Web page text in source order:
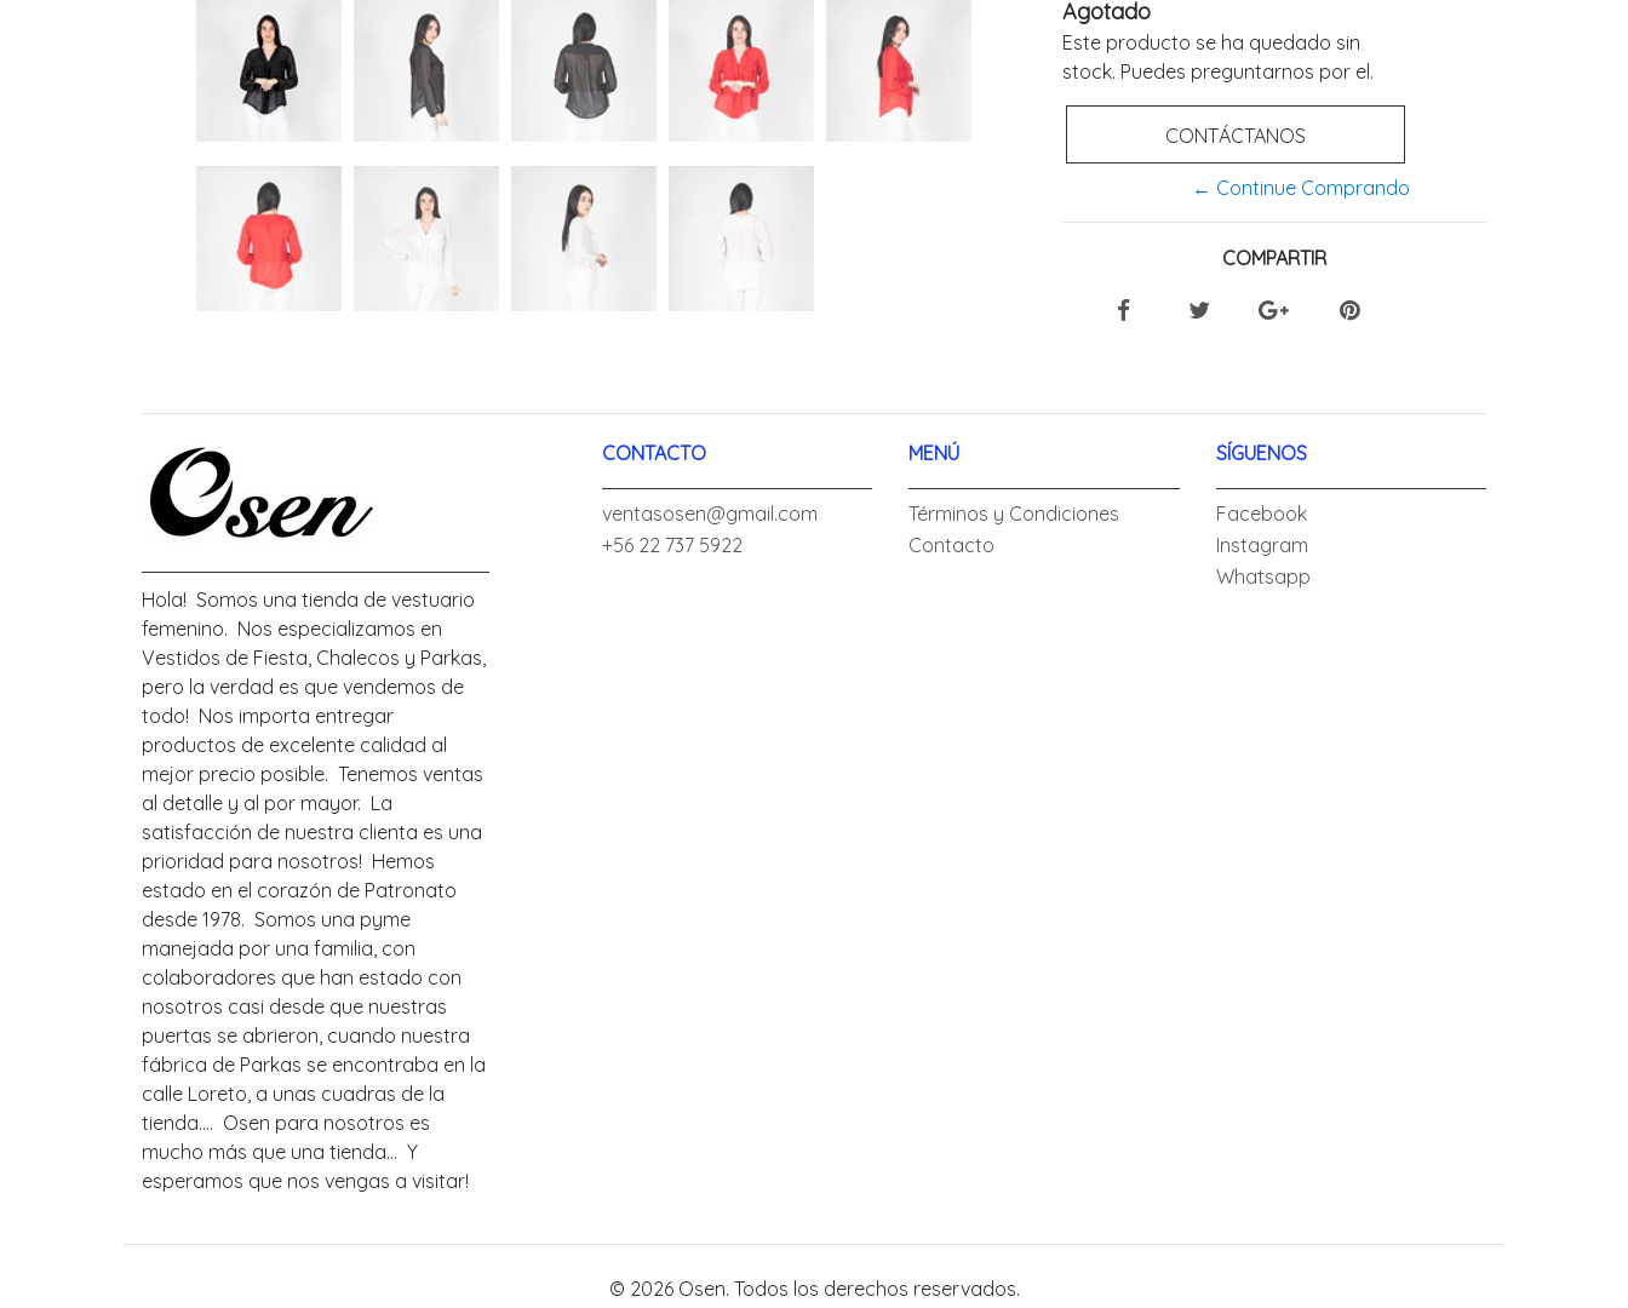
Agotado
Este producto se ha quedado sin
stock. Puedes preguntarnos por el.
CONTÁCTANOS
← Continue Comprando
COMPARTIR
Hola! Somos una tienda de vestuario
femenino. Nos especializamos en
Vestidos de Fiesta, Chalecos y Parkas,
pero la verdad es que vendemos de
todo! Nos importa entregar
productos de excelente calidad al
mejor precio posible. Tenemos ventas
al detalle y al por mayor. La
satisfacción de nuestra clienta es una
prioridad para nosotros! Hemos
estado en el corazón de Patronato
desde 1978. Somos una pyme
manejada por una familia, con
colaboradores que han estado con
nosotros casi desde que nuestras
puertas se abrieron, cuando nuestra
fábrica de Parkas se encontraba en la
calle Loreto, a unas cuadras de la
tienda.... Osen para nosotros es
mucho más que una tienda... Y
esperamos que nos vengas a visitar!
CONTACTO
ventasosen@gmail.com
+56 22 737 5922
MENÚ
Términos y Condiciones
Contacto
SÍGUENOS
Facebook
Instagram
Whatsapp
© 2026 Osen. Todos los derechos reservados.